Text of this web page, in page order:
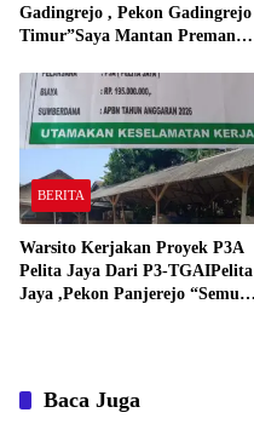
Gadingrejo , Pekon Gadingrejo
Timur”Saya Mantan Preman
Gadingrejo Tahun 2000″
BERITA
Warsito Kerjakan Proyek P3A
Pelita Jaya Dari P3-TGAIPelita
Jaya ,Pekon Panjerejo “Semua
Baca Juga